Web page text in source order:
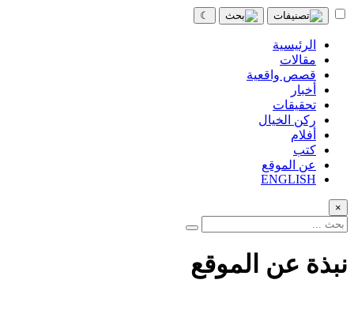
☾
الرئيسية
مقالات
قصص واقعية
أخبار
تحقيقات
ركن الخيال
أفلام
كتب
عن الموقع
ENGLISH
×
نبذة عن الموقع